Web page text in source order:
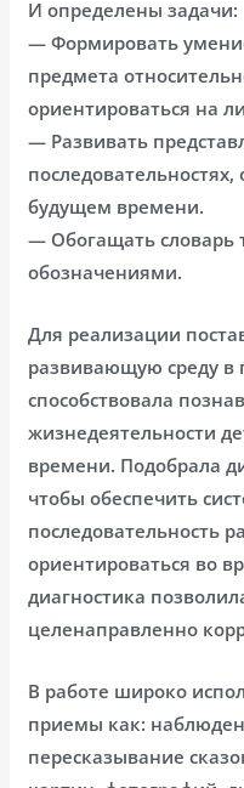
И определены задачи:
— Формировать
предмета
ориентироваться на
— Развивать
будущем времени.
— Обогащать словарь
обозначениями.
Для реализации
развивающую среду в
способствовала
жизнедеятельности
времени. Подобрала
чтобы обеспечить
последовательность
ориентироваться во
диагностика
целенаправленно
В работе широко
приемы как:
пересказывание